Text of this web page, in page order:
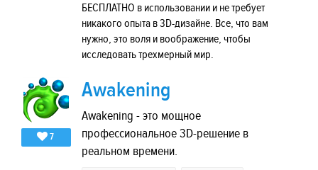
БЕСПЛАТНО в использовании и не требует
никакого опыта в 3D-дизайне. Все, что вам
нужно, это воля и воображение, чтобы
исследовать трехмерный мир.
7
Awakening
Awakening - это мощное
профессиональное 3D-решение в
реальном времени.